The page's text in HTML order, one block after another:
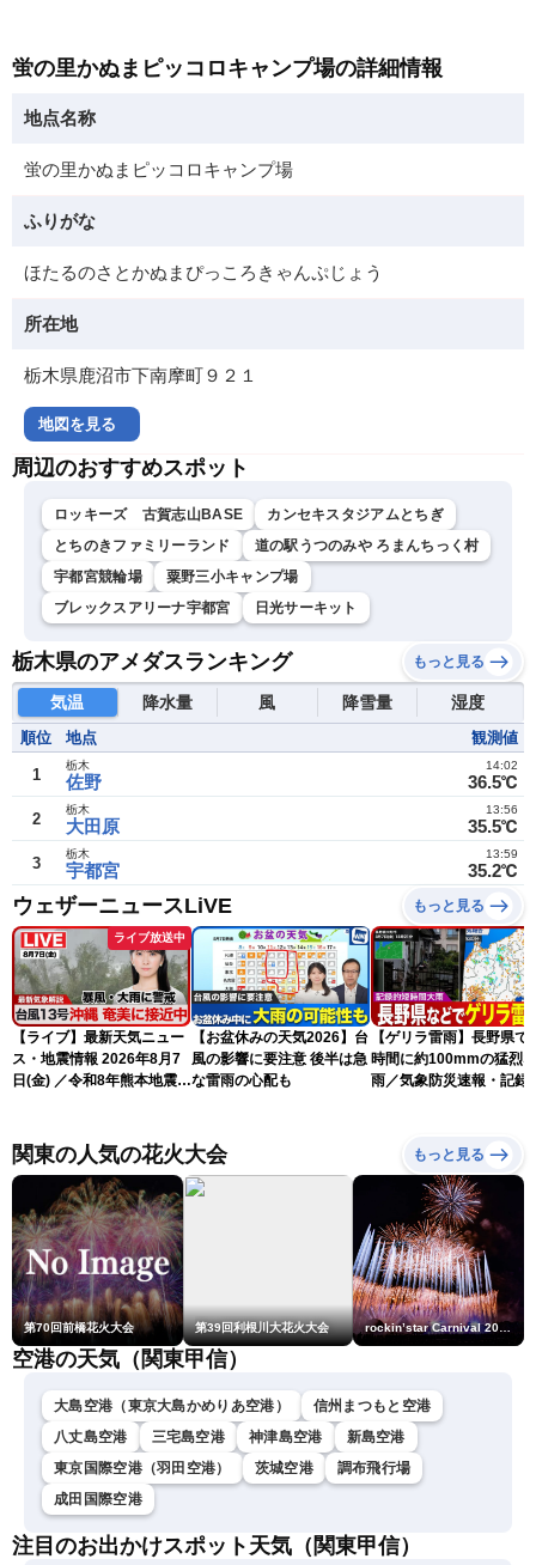
蛍の里かぬまピッコロキャンプ場の詳細情報
地点名称
蛍の里かぬまピッコロキャンプ場
ふりがな
ほたるのさとかぬまぴっころきゃんぷじょう
所在地
栃木県鹿沼市下南摩町９２１
地図を見る
周辺のおすすめスポット
ロッキーズ 古賀志山BASE
カンセキスタジアムとちぎ
とちのきファミリーランド
道の駅うつのみや ろまんちっく村
宇都宮競輪場
粟野三小キャンプ場
ブレックスアリーナ宇都宮
日光サーキット
栃木県のアメダスランキング もっと見る
気温 降水量 風 降雪量 湿度
順位 地点 観測値
1 佐野
栃木
36.5℃
14:02
2 大田原
栃木
35.5℃
13:56
3 宇都宮
栃木
35.2℃
13:59
ウェザーニュースLiVE もっと見る
ライブ放送中
【ライブ】最新天気ニュー
ス・地震情報 2026年8月7
日(金) ／令和8年熊本地震情
ーン・駒木結衣／内藤邦
裕〉
【お盆休みの天気2026】台
風の影響に要注意 後半は急
な雷雨の心配も
【ゲリラ雷雨】長野県で1
時間に約100mmの猛烈な
雨／気象防災速報・記録
関東の人気の花火大会 もっと見る
第70回前橋花火大会 第39回利根川大花火大会
空港の天気（関東甲信）
大島空港（東京大島かめりあ空港）
信州まつもと空港
八丈島空港
三宅島空港 神津島空港
新島空港
東京国際空港（羽田空港）
茨城空港
調布飛行場
成田国際空港
注目のお出かけスポット天気（関東甲信）